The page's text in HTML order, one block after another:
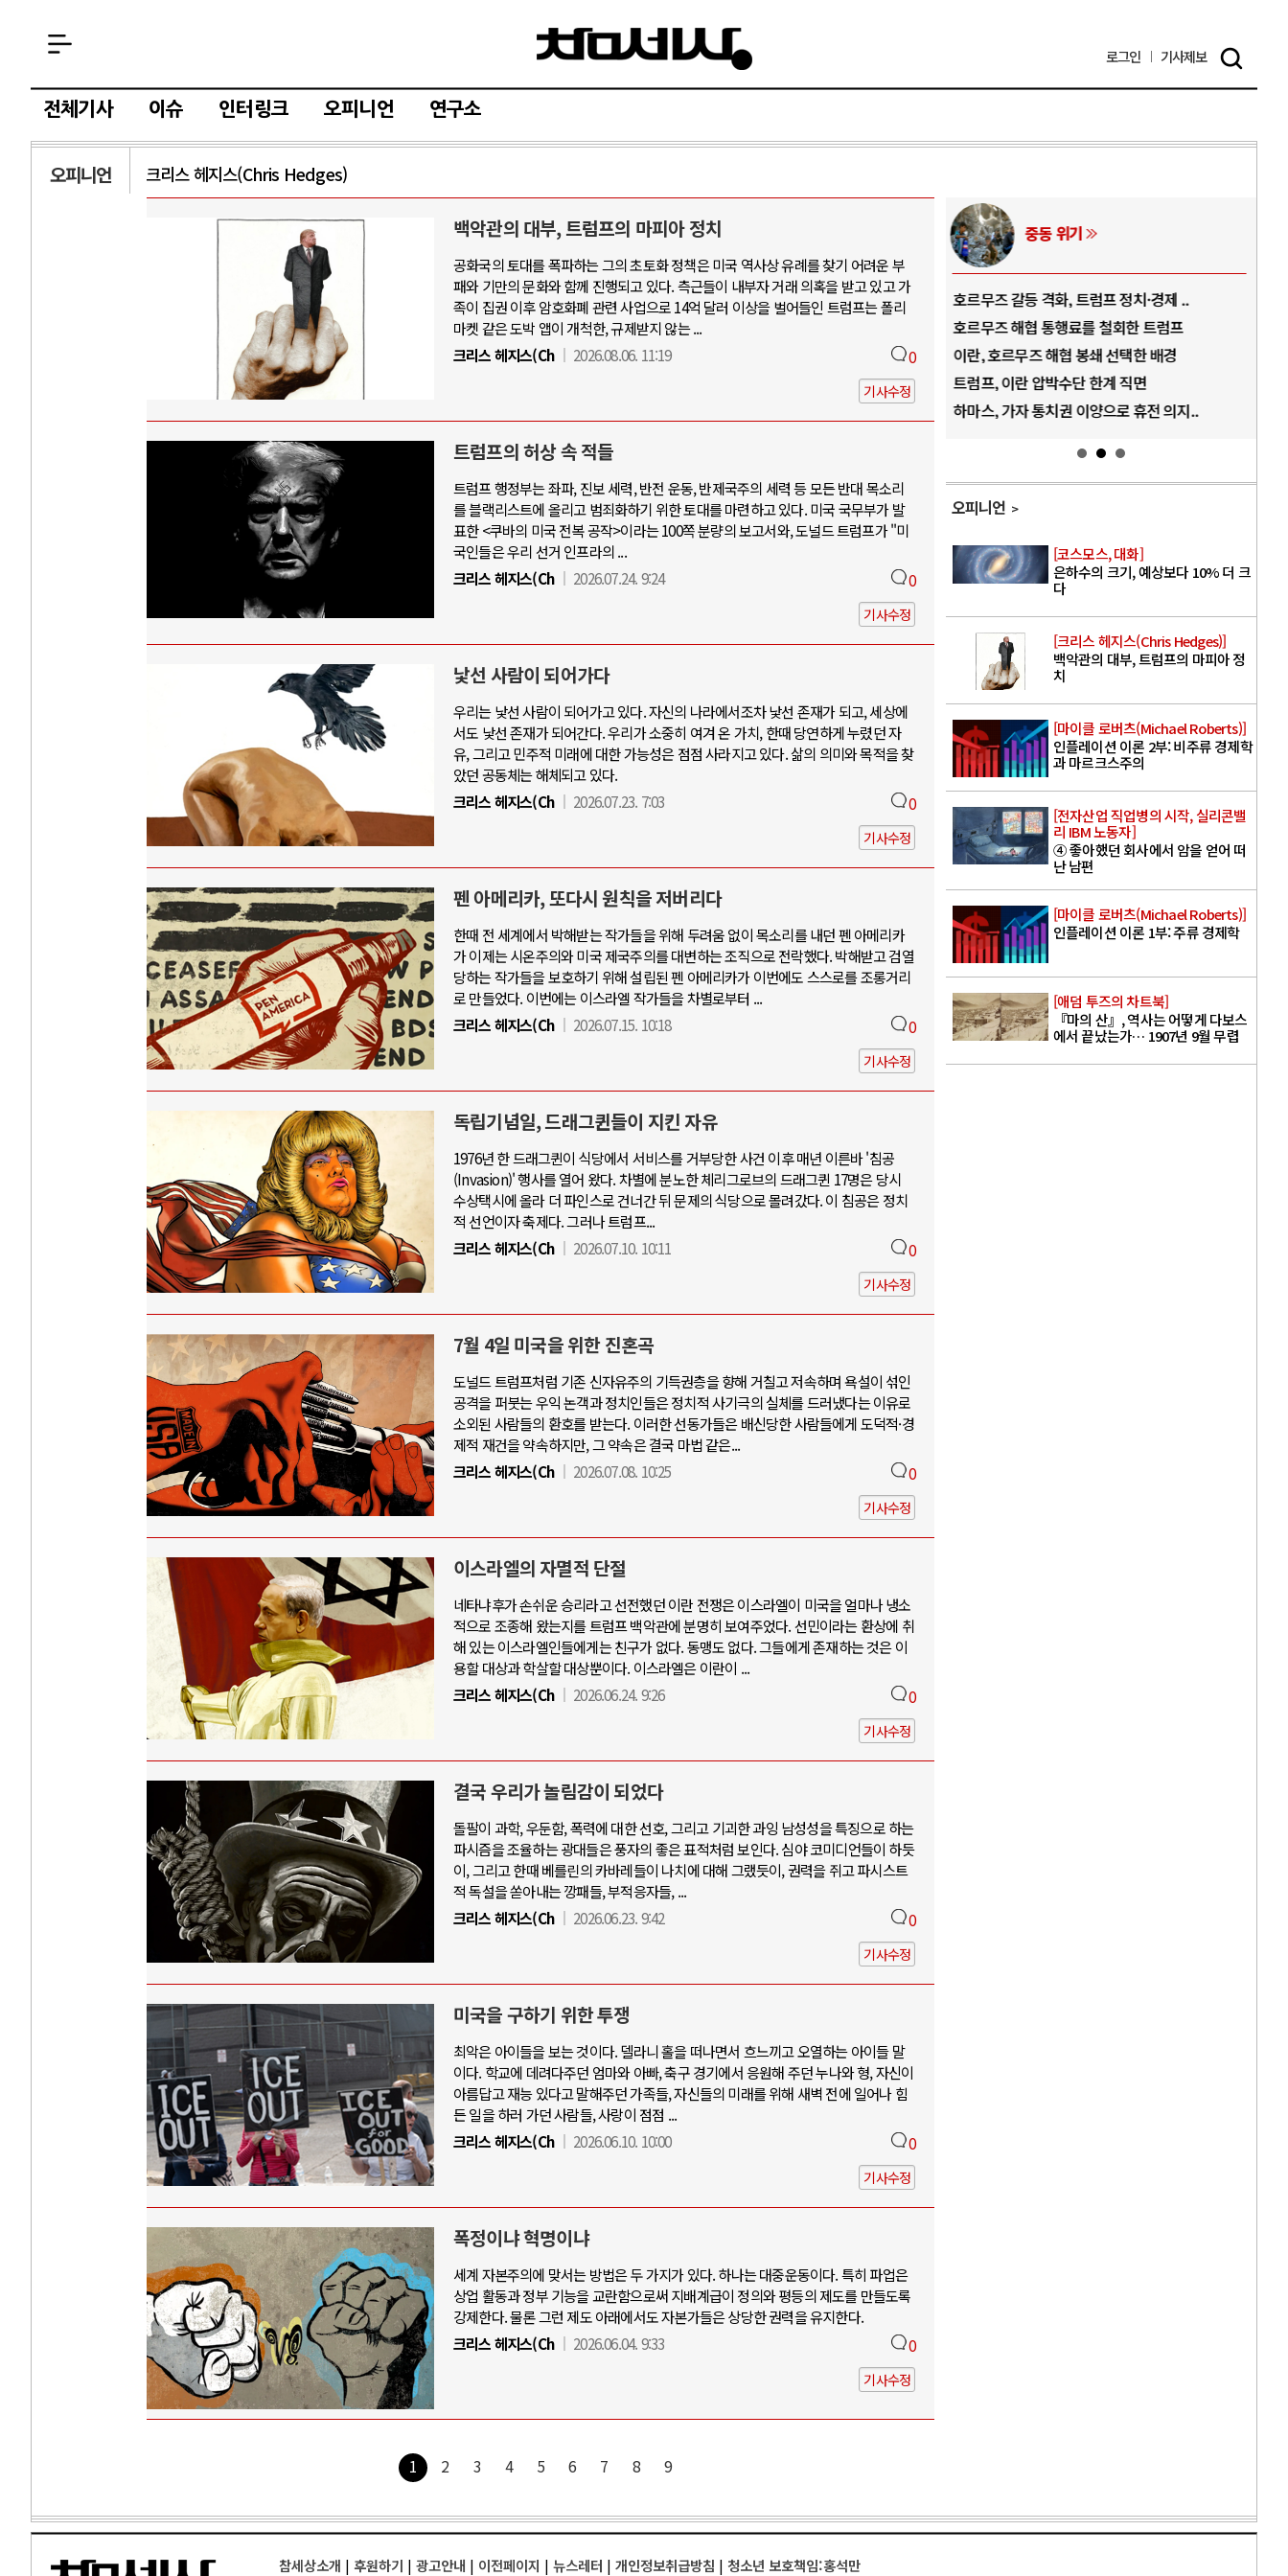
로그인 기사제보
전체기사 이슈 인터링크 오피니언 연구소
오피니언 크리스 헤지스(Chris Hedges)
백악관의 대부, 트럼프의 마피아 정치
공화국의 토대를 폭파하는 그의 초토화 정책은 미국 역사상 유례를 찾기 어려운 부
패와 기만의 문화와 함께 진행되고 있다. 측근들이 내부자 거래 의혹을 받고 있고 가
족이 집권 이후 암호화폐 관련 사업으로 14억 달러 이상을 벌어들인 트럼프는 폴리
마켓 같은 도박 앱이 개척한, 규제받지 않는 ...
크리스 헤지스(Ch
2026.08.06. 11:19 0
기사수정
트럼프의 허상 속 적들
트럼프 행정부는 좌파, 진보 세력, 반전 운동, 반제국주의 세력 등 모든 반대 목소리
를 블랙리스트에 올리고 범죄화하기 위한 토대를 마련하고 있다. 미국 국무부가 발
표한 <쿠바의 미국 전복 공작>이라는 100쪽 분량의 보고서와, 도널드 트럼프가 "미
국인들은 우리 선거 인프라의 ...
크리스 헤지스(Ch
2026.07.24. 9:24 0
기사수정
낯선 사람이 되어가다
우리는 낯선 사람이 되어가고 있다. 자신의 나라에서조차 낯선 존재가 되고, 세상에
서도 낯선 존재가 되어간다. 우리가 소중히 여겨 온 가치, 한때 당연하게 누렸던 자
유, 그리고 민주적 미래에 대한 가능성은 점점 사라지고 있다. 삶의 의미와 목적을 찾
았던 공동체는 해체되고 있다.
크리스 헤지스(Ch
2026.07.23. 7:03 0
기사수정
펜 아메리카, 또다시 원칙을 저버리다
한때 전 세계에서 박해받는 작가들을 위해 두려움 없이 목소리를 내던 펜 아메리카
가 이제는 시온주의와 미국 제국주의를 대변하는 조직으로 전락했다. 박해받고 검열
당하는 작가들을 보호하기 위해 설립된 펜 아메리카가 이번에도 스스로를 조롱거리
로 만들었다. 이번에는 이스라엘 작가들을 차별로부터 ...
크리스 헤지스(Ch
2026.07.15. 10:18 0
기사수정
독립기념일, 드래그퀸들이 지킨 자유
1976년 한 드래그퀸이 식당에서 서비스를 거부당한 사건 이후 매년 이른바 '침공
(Invasion)' 행사를 열어 왔다. 차별에 분노한 체리그로브의 드래그퀸 17명은 당시
수상택시에 올라 더 파인스로 건너간 뒤 문제의 식당으로 몰려갔다. 이 침공은 정치
적 선언이자 축제다. 그러나 트럼프...
크리스 헤지스(Ch
2026.07.10. 10:11 0
기사수정
7월 4일 미국을 위한 진혼곡
도널드 트럼프처럼 기존 신자유주의 기득권층을 향해 거칠고 저속하며 욕설이 섞인
공격을 퍼붓는 우익 논객과 정치인들은 정치적 사기극의 실체를 드러냈다는 이유로
소외된 사람들의 환호를 받는다. 이러한 선동가들은 배신당한 사람들에게 도덕적·경
제적 재건을 약속하지만, 그 약속은 결국 마법 같은...
크리스 헤지스(Ch
2026.07.08. 10:25 0
기사수정
이스라엘의 자멸적 단절
네타냐후가 손쉬운 승리라고 선전했던 이란 전쟁은 이스라엘이 미국을 얼마나 냉소
적으로 조종해 왔는지를 트럼프 백악관에 분명히 보여주었다. 선민이라는 환상에 취
해 있는 이스라엘인들에게는 친구가 없다. 동맹도 없다. 그들에게 존재하는 것은 이
용할 대상과 학살할 대상뿐이다. 이스라엘은 이란이 ...
크리스 헤지스(Ch
2026.06.24. 9:26 0
기사수정
결국 우리가 놀림감이 되었다
돌팔이 과학, 우둔함, 폭력에 대한 선호, 그리고 기괴한 과잉 남성성을 특징으로 하는
파시즘을 조율하는 광대들은 풍자의 좋은 표적처럼 보인다. 심야 코미디언들이 하듯
이, 그리고 한때 베를린의 카바레들이 나치에 대해 그랬듯이, 권력을 쥐고 파시스트
적 독설을 쏟아내는 깡패들, 부적응자들, ...
크리스 헤지스(Ch
2026.06.23. 9:42 0
기사수정
미국을 구하기 위한 투쟁
최악은 아이들을 보는 것이다. 델라니 홀을 떠나면서 흐느끼고 오열하는 아이들 말
이다. 학교에 데려다주던 엄마와 아빠, 축구 경기에서 응원해 주던 누나와 형, 자신이
아름답고 재능 있다고 말해주던 가족들, 자신들의 미래를 위해 새벽 전에 일어나 힘
든 일을 하러 가던 사람들, 사랑이 점점 ...
크리스 헤지스(Ch
2026.06.10. 10:00 0
기사수정
폭정이냐 혁명이냐
세계 자본주의에 맞서는 방법은 두 가지가 있다. 하나는 대중운동이다. 특히 파업은
상업 활동과 정부 기능을 교란함으로써 지배계급이 정의와 평등의 제도를 만들도록
강제한다. 물론 그런 제도 아래에서도 자본가들은 상당한 권력을 유지한다.
크리스 헤지스(Ch
2026.06.04. 9:33 0
기사수정
1 2 3 4 5 6 7 8 9
AI와 인간
중국 AI, 저가 공세로 글로벌 토큰 시..
AI 국부펀드 구상 놓고 미국 진보진영 ..
AI 데이터센터 반대 투쟁은 새로운 글로..
러시아-우크라이나 전쟁
전쟁의 추상화: 우크라이나, 대리전의 역..
EU·우크라이나 드론 협력 직후, 러시아..
나토, 우크라 군사지원 2027년까지 공..
우크라이나, 덴마크, 에스토니아, 네덜란..
러·우크라, 대규모 공습 주고받아…민간 ..
중동 위기
호르무즈 갈등 격화, 트럼프 정치·경제 ..
호르무즈 해협 통행료를 철회한 트럼프
이란, 호르무즈 해협 봉쇄 선택한 배경
트럼프, 이란 압박수단 한계 직면
하마스, 가자 통치권 이양으로 휴전 의지..
오피니언
[코스모스, 대화]
은하수의 크기, 예상보다 10% 더 크
다
[크리스 헤지스(Chris Hedges)]
백악관의 대부, 트럼프의 마피아 정
치
[마이클 로버츠(Michael Roberts)]
인플레이션 이론 2부: 비주류 경제학
과 마르크스주의
[전자산업 직업병의 시작, 실리콘밸
리 IBM 노동자]
④ 좋아했던 회사에서 암을 얻어 떠
난 남편
[마이클 로버츠(Michael Roberts)]
인플레이션 이론 1부: 주류 경제학
[애덤 투즈의 차트북]
『마의 산』, 역사는 어떻게 다보스
에서 끝났는가… 1907년 9월 무렵
참세상소개 | 후원하기 | 광고안내 | 이전페이지 | 뉴스레터 | 개인정보취급방침 | 청소년 보호책임:홍석만